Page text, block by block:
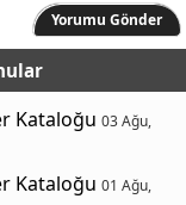
Yorumu Gönder
Kataloğu 03 Ağu,
Kataloğu 01 Ağu,